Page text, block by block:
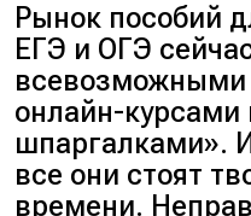
Рынок пособий
ЕГЭ и ОГЭ
всевозможными
онлайн-
шпаргалками».
все они стоят
времени.